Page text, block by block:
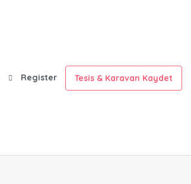
Register Tesis & Karavan Kaydet